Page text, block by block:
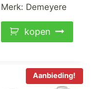
€785,00.
Merk: Demeyere
kopen
Aanbieding!